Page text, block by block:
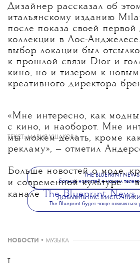
Дизайнер рассказал об
итальянскому изданию
после показа своей первой
коллекции в Лос-
выбор локации был
к прошлой связи Dior и
кино, но и тизером к
креативного директора
«Мне интересно, как
с кино, и наоборот. Мне
мы можем делать, кроме
рекламу», — отметил
Больше новостей о моде,
и современной культуре —
канале
The Blueprint News.
ТЕКСТ:МАРИЯ УШАКОВА
THE BLUEPRINT NEWS
Больше новостей в нашем
ДОБАВИТЬ НАС В ИСТОЧНИКИ
The Blueprint будет чаще появляться
НОВОСТИ • МУЗЫКА
T